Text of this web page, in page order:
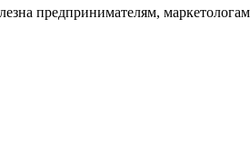
предпринимателям, маркетологам